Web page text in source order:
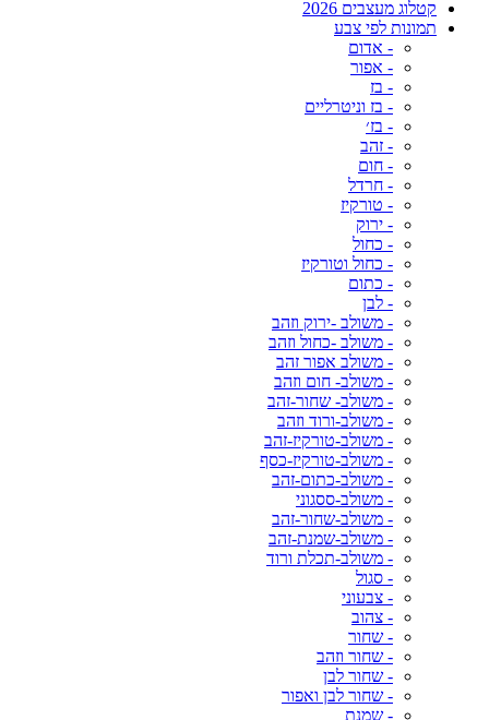
קטלוג מעצבים 2026
תמונות לפי צבע
- אדום
- אפור
- בז
- בז וניטרליים
- בז׳
- זהב
- חום
- חרדל
- טורקיז
- ירוק
- כחול
- כחול וטורקיז
- כתום
- לבן
- משולב -ירוק וזהב
- משולב -כחול וזהב
- משולב אפור זהב
- משולב- חום וזהב
- משולב- שחור-זהב
- משולב-ורוד וזהב
- משולב-טורקיז-זהב
- משולב-טורקיז-כסף
- משולב-כתום-זהב
- משולב-ססגוני
- משולב-שחור-זהב
- משולב-שמנת-זהב
- משולב-תכלת ורוד
- סגול
- צבעוני
- צהוב
- שחור
- שחור וזהב
- שחור לבן
- שחור לבן ואפור
- שמנת